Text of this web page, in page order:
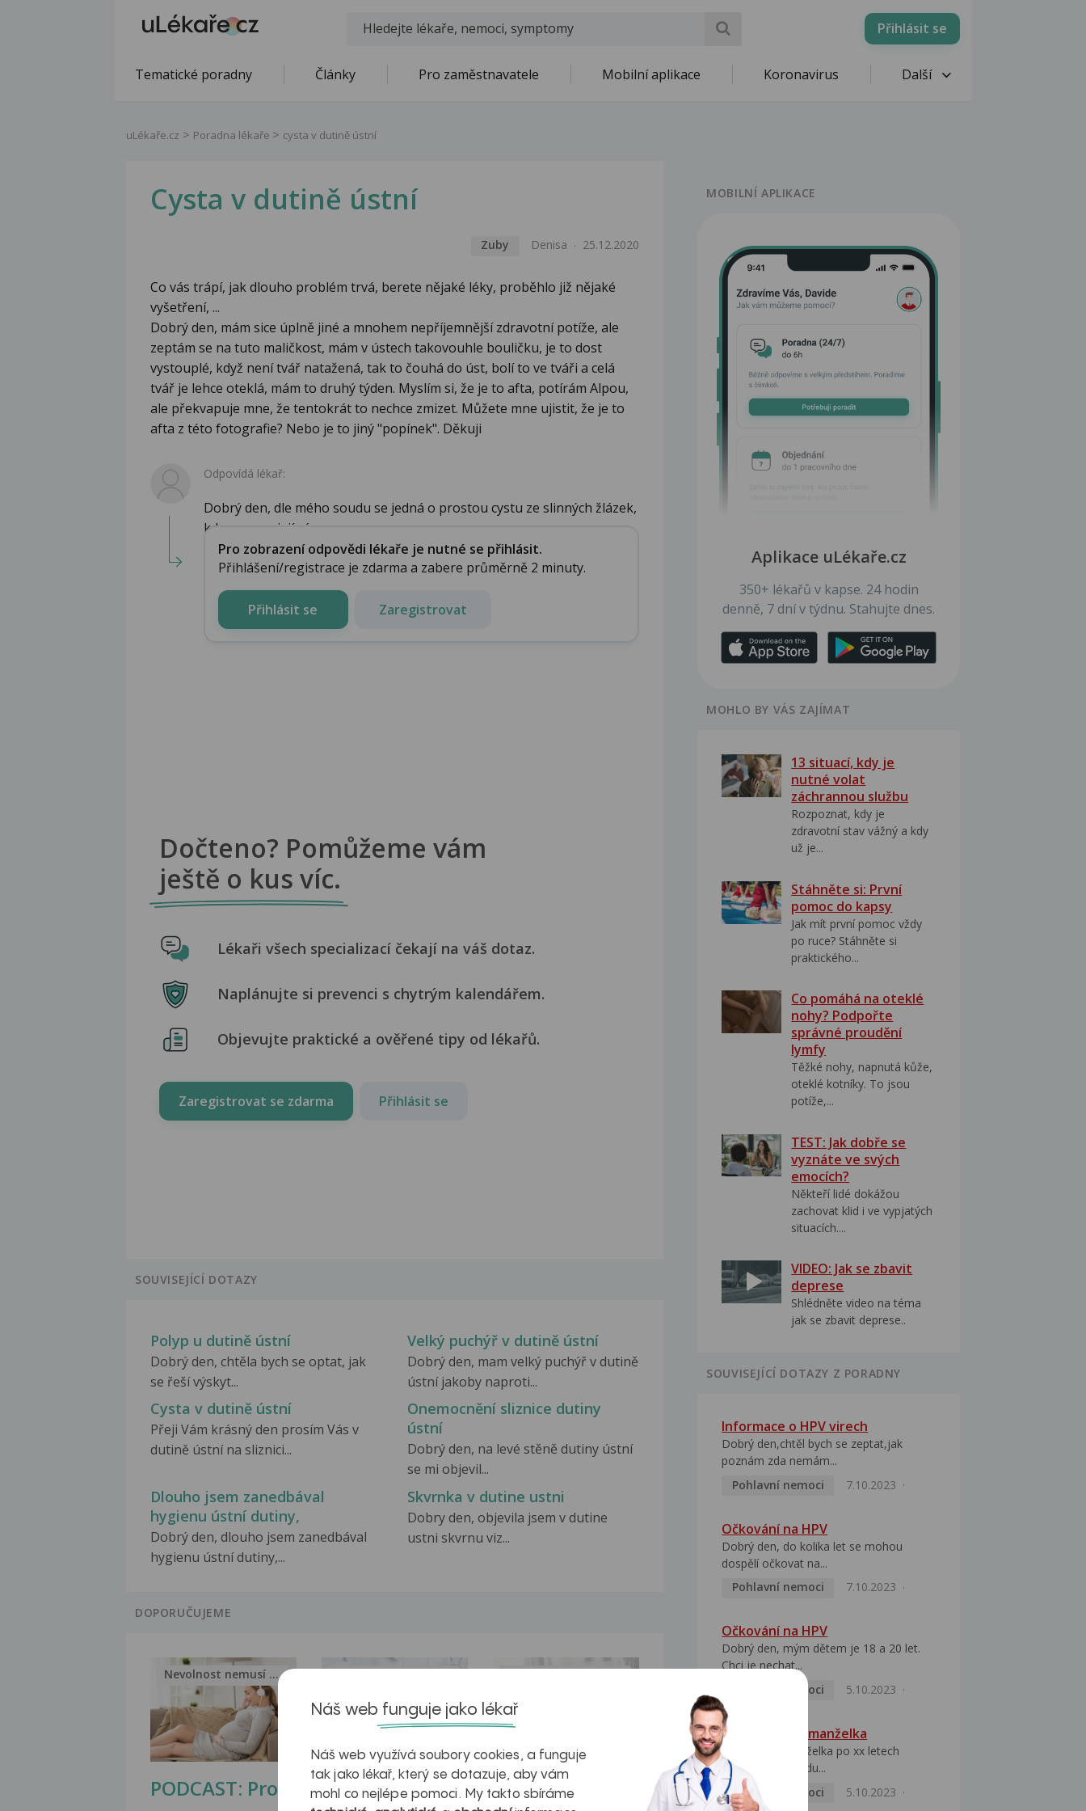
Přihlásit se
Tematické poradny Články Pro zaměstnavatele Mobilní aplikace Koronavirus Další
uLékaře.cz Poradna lékaře cysta v dutině ústní
Cysta v dutině ústní
Zuby Denisa 25.12.2020
Co vás trápí, jak dlouho problém trvá, berete nějaké léky, proběhlo již nějaké
vyšetření, ...
Dobrý den, mám sice úplně jiné a mnohem nepříjemnější zdravotní potíže, ale
zeptám se na tuto maličkost, mám v ústech takovouhle bouličku, je to dost
vystouplé, když není tvář natažená, tak to čouhá do úst, bolí to ve tváři a celá
tvář je lehce oteklá, mám to druhý týden. Myslím si, že je to afta, potírám Alpou,
ale překvapuje mne, že tentokrát to nechce zmizet. Můžete mne ujistit, že je to
afta z této fotografie? Nebo je to jiný "popínek". Děkuji
Odpovídá lékař:
Dobrý den, dle mého soudu se jedná o prostou cystu ze slinných žlázek,
kdy se ucpe její výv...
Pro zobrazení odpovědi lékaře je nutné se přihlásit.
Přihlášení/registrace je zdarma a zabere průměrně 2 minuty.
Přihlásit se Zaregistrovat
Dočteno? Pomůžeme vám
ještě o kus víc.
Lékaři všech specializací čekají na váš dotaz.
Naplánujte si prevenci s chytrým kalendářem.
Objevujte praktické a ověřené tipy od lékařů.
Zaregistrovat se zdarma Přihlásit se
SOUVISEJÍCÍ DOTAZY
Polyp u dutině ústní
Dobrý den, chtěla bych se optat, jak
se řeší výskyt...
Velký puchýř v dutině ústní
Dobrý den, mam velký puchýř v dutině
ústní jakoby naproti...
Cysta v dutině ústní
Přeji Vám krásný den prosím Vás v
dutině ústní na sliznici...
Onemocnění sliznice dutiny
ústní
Dobrý den, na levé stěně dutiny ústní
se mi objevil...
Dlouho jsem zanedbával
hygienu ústní dutiny,
Dobrý den, dlouho jsem zanedbával
hygienu ústní dutiny,...
Skvrnka v dutine ustni
Dobry den, objevila jsem v dutine
ustni skvrnu viz...
DOPORUČUJEME
PODCAST: Proč
Nevolnost nemusí být nutnou...
Ztukovatění
Inovativní
MOBILNÍ APLIKACE
Aplikace uLékaře.cz
350+ lékařů v kapse. 24 hodin
denně, 7 dní v týdnu. Stahujte dnes.
MOHLO BY VÁS ZAJÍMAT
13 situací, kdy je
nutné volat
záchrannou službu
Rozpoznat, kdy je
zdravotní stav vážný a kdy
už je...
Stáhněte si: První
pomoc do kapsy
Jak mít první pomoc vždy
po ruce? Stáhněte si
praktického...
Co pomáhá na oteklé
nohy? Podpořte
správné proudění
lymfy
Těžké nohy, napnutá kůže,
oteklé kotníky. To jsou
potíže,...
TEST: Jak dobře se
vyznáte ve svých
emocích?
Někteří lidé dokážou
zachovat klid i ve vypjatých
situacích....
VIDEO: Jak se zbavit
deprese
Shlédněte video na téma
jak se zbavit deprese..
SOUVISEJÍCÍ DOTAZY Z PORADNY
Informace o HPV virech
Dobrý den,chtěl bych se zeptat,jak
poznám zda nemám...
Pohlavní nemoci
7.10.2023
Očkování na HPV
Dobrý den, do kolika let se mohou
dospělí očkovat na...
Pohlavní nemoci
7.10.2023
Očkování na HPV
Dobrý den, mým dětem je 18 a 20 let.
Chci je nechat...
Pohlavní nemoci
5.10.2023
HPV pozitivní manželka
Dobrý den, manželka po xx letech
přivezla z Východu...
Pohlavní nemoci
5.10.2023
Náš web funguje jako lékař
Náš web využívá soubory cookies, a funguje
tak jako lékař, který se dotazuje, aby vám
mohl co nejlépe pomoci. My takto sbíráme